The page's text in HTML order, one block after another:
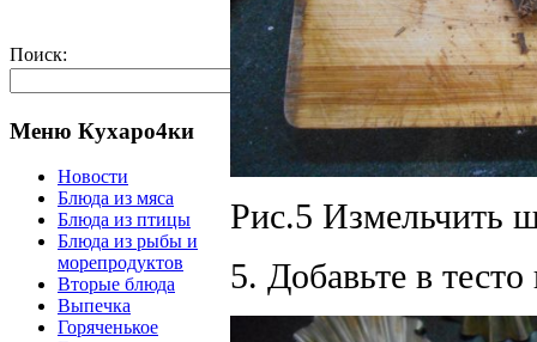
Поиск:
Меню Кухаро4ки
Новости
Блюда из мяса
Блюда из птицы
Блюда из рыбы и
морепродуктов
Вторые блюда
Выпечка
Горяченькое
Рис.5 Измельчить
5. Добавьте в